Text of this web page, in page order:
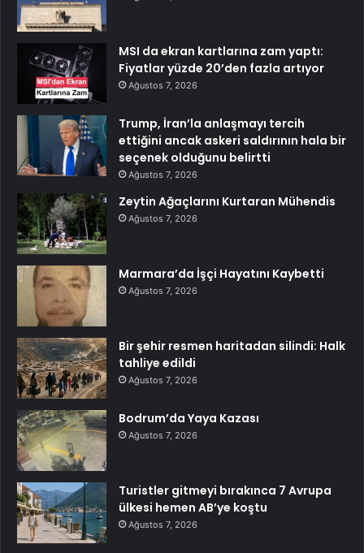
MSI da ekran kartlarına zam yaptı:
Fiyatlar yüzde 20’den fazla artıyor
Ağustos 7, 2026
Trump, İran’la anlaşmayı tercih
ettiğini ancak askeri saldırının hala bir
seçenek olduğunu belirtti
Ağustos 7, 2026
Zeytin Ağaçlarını Kurtaran Mühendis
Ağustos 7, 2026
Marmara’da İşçi Hayatını Kaybetti
Ağustos 7, 2026
Bir şehir resmen haritadan silindi: Halk
tahliye edildi
Ağustos 7, 2026
Bodrum’da Yaya Kazası
Ağustos 7, 2026
Turistler gitmeyi bırakınca 7 Avrupa
ülkesi hemen AB’ye koştu
Ağustos 7, 2026